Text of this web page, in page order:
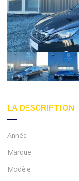
LA DESCRIPTION
Année
Marque
Modèle